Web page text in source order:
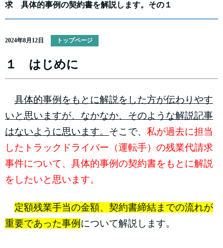
求 具体的事例の契約書を解説します。その１
2024年8月12日 トップページ
１ はじめに
具体的事例をもとに解説をした方が伝わりやす
いと思いますが、なかなか、そのような解説記事
はないように思います。 そこで、 私が過去に担当
したトラックドライバー（運転手）の残業代請求
事件について、具体的事例の契約書をもとに解説
をしたいと思います。
定額残業手当の金額、契約書締結までの流れが
重要であった事例 について解説します。